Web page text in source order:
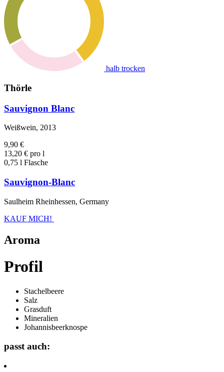
halb trocken
Thörle
Sauvignon Blanc
Weißwein, 2013
9,90 €
13,20 € pro l
0,75 l Flasche
Sauvignon-Blanc
Saulheim Rheinhessen, Germany
KAUF MICH!
Aroma
Profil
Stachelbeere
Salz
Grasduft
Mineralien
Johannisbeerknospe
passt auch: